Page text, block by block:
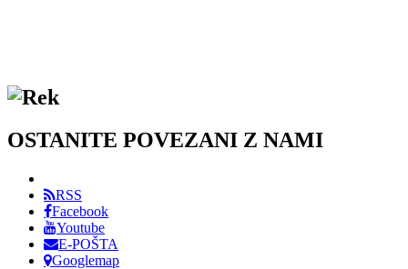
OSTANITE POVEZANI Z NAMI
RSS
Facebook
Youtube
E-POŠTA
Googlemap